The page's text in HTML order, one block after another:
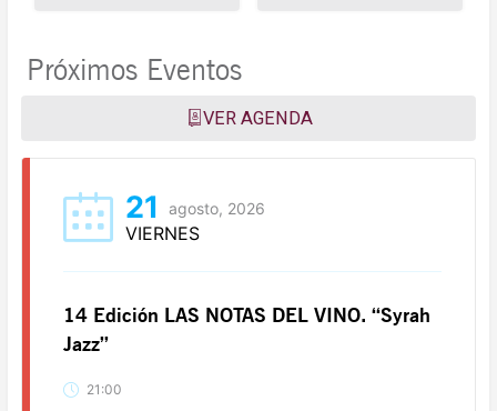
Próximos Eventos
VER AGENDA
21 agosto, 2026
VIERNES
14 Edición LAS NOTAS DEL VINO. “Syrah
Jazz”
21:00